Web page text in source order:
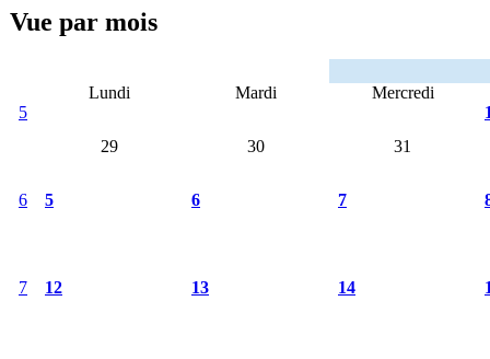
Vue par mois
Lundi Mardi
Mercredi
5
29
30 31
6 5 6 7
7 12 13 14